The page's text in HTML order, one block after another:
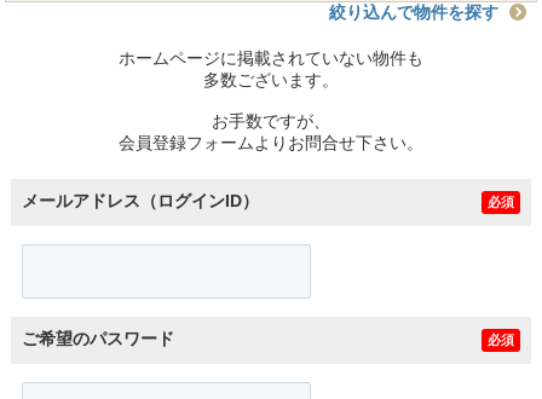
絞り込んで物件を探す
ホームページに掲載されていない物件も
多数ございます。
お手数ですが、
会員登録フォームよりお問合せ下さい。
メールアドレス（ログインID） 必須
ご希望のパスワード 必須